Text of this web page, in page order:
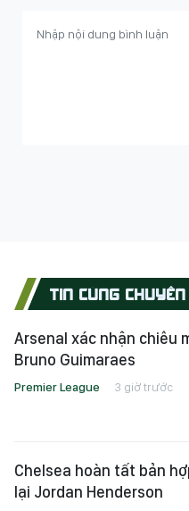
TIN CÙNG
Arsenal xác nhận chiêu
Bruno Guimaraes
Premier League 3 giờ trước
Chelsea hoàn tất bản
lại Jordan Henderson